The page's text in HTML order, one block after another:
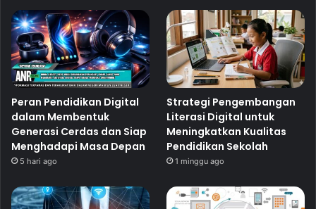
Peran Pendidikan Digital
dalam Membentuk
Generasi Cerdas dan Siap
Menghadapi Masa Depan
5 hari ago
Strategi Pengembangan
Literasi Digital untuk
Meningkatkan Kualitas
Pendidikan Sekolah
1 minggu ago